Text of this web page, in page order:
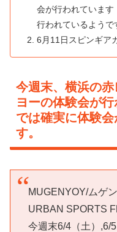
会が行われていま
行われているようで
6月11日スピンギア
今週末、横浜の
ヨーの体験会が
では確実に体験
す。
MUGENYOY/ムゲ
URBAN SPORTS
今週末6/4（土）,6/